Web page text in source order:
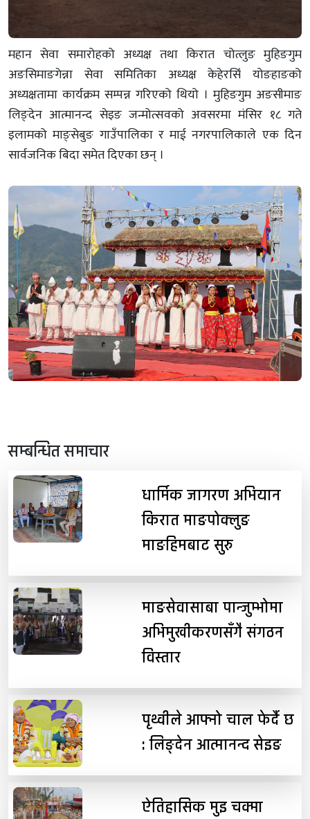
महान सेवा समारोहको अध्यक्ष तथा किरात चोत्लुङ मुहिङगुम
अङसिमाङगेन्ना सेवा समितिका अध्यक्ष केहेरसिंं योङहाङको
अध्यक्षतामा कार्यक्रम सम्पन्न गरिएको थियो । मुहिङगुम अङसीमाङ
लिङ्देन आत्मानन्द सेइङ जन्मोत्सवको अवसरमा मंसिर १८ गते
इलामको माङ्सेबुङ गाउँपालिका र माई नगरपालिकाले एक दिन
सार्वजनिक बिदा समेत दिएका छन् ।
सम्बन्धित समाचार
धार्मिक जागरण अभियान
किरात माङपोक्लुङ
माङहिमबाट सुरु
माङसेवासाबा पान्जुम्भोमा
अभिमुखीकरणसँगै संगठन
विस्तार
पृथ्वीले आफ्नो चाल फेर्दै छ
: लिङ्देन आत्मानन्द सेइङ
ऐतिहासिक मुइ चक्मा